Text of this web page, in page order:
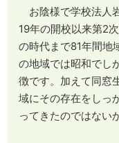
お陰様で学校法人
19年の開校以来第2
の時代まで81年間地
の地域では昭和でし
徴です。加えて同窓
域にその存在をしっ
ってきたのではない